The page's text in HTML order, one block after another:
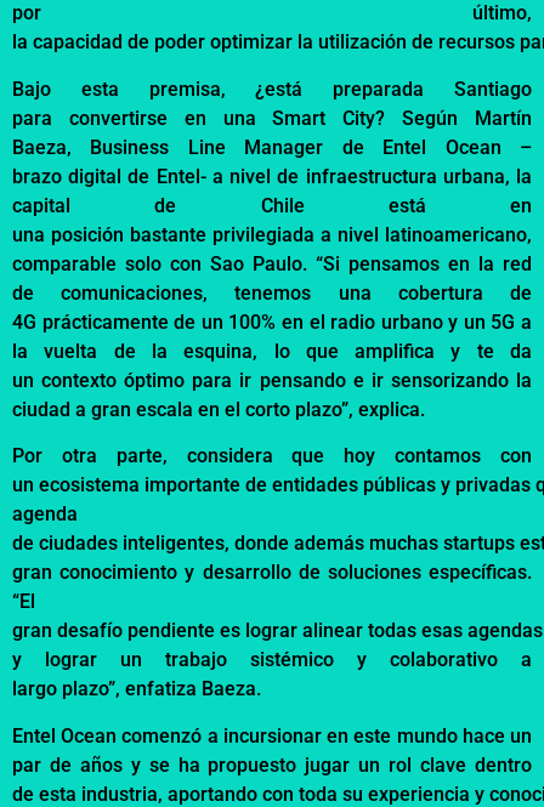
por último,
la capacidad de poder optimizar la utilización de recursos
Bajo esta premisa, ¿está preparada Santiago
para convertirse en una Smart City?Según
Martín
Baeza, Business Line Manager de Entel Ocean –
brazo digital de Entel- a nivel de infraestructura urbana, la
capital de Chile está en
una posición bastante privilegiada a nivel latinoamericano,
comparable solo con Sao Paulo. “Si pensamos en la red
decomunicaciones,tenemos una cobertura de
4G prácticamente de un 100% en el radio urbanoy un 5G a
lavuelta de laesquina, lo queamplifica y te da
uncontexto óptimo para ir pensandoe ir sensorizandola
ciudad a gran escala en el corto plazo”, explica.
Por otra parte, considera que hoycontamos con
un ecosistema importante de entidades públicas y privadas
agenda
de ciudades inteligentes, donde además muchas startups
granconocimiento y desarrollode soluciones específicas.
“El
gran desafío pendiente es lograr alinear todas esas agendas
y lograr un trabajo sistémico y colaborativo a
largo plazo”, enfatiza Baeza.
Entel Oceancomenzó a incursionareneste mundo hace un
par de añosy se ha propuesto jugar un rol clave dentro
de esta industria, aportando con toda su experiencia y